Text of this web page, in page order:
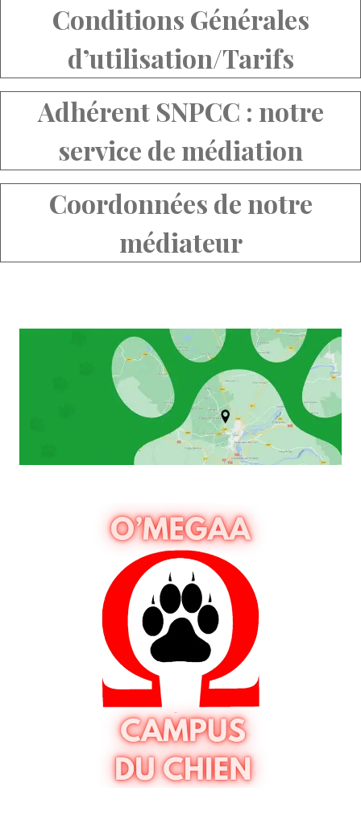
Conditions Générales
d’utilisation/Tarifs
Adhérent SNPCC : notre
service de médiation
Coordonnées de notre
médiateur